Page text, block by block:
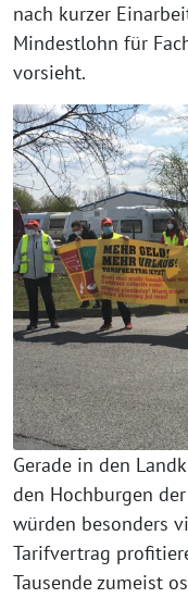
nach kurzer
Mindestlohn für
vorsieht.
Gerade in den
den Hochburgen
würden besonders
Tarifvertrag
Tausende zumeist